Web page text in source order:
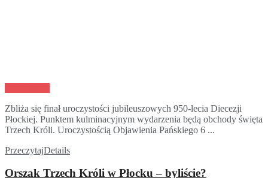
Zbliża się finał uroczystości jubileuszowych 950-lecia Diecezji
Płockiej. Punktem kulminacyjnym wydarzenia będą obchody święta
Trzech Króli. Uroczystością Objawienia Pańskiego 6 ...
PrzeczytajDetails
Orszak Trzech Króli w Płocku – byliście?